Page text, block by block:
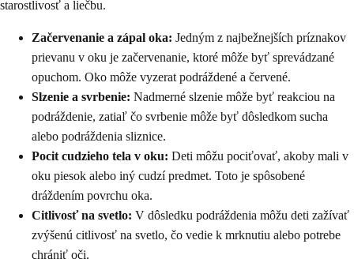
starostlivosť a liečbu.
Začervenanie a zápal oka: Jedným z najbežnejších príznakov
prievanu v oku je začervenanie, ktoré môže byť sprevádzané
opuchom. Oko môže vyzerat podráždené a červené.
Slzenie a svrbenie: Nadmerné slzenie môže byť reakciou na
podráždenie, zatiaľ čo svrbenie môže byť dôsledkom sucha
alebo podráždenia sliznice.
Pocit cudzieho tela v oku: Deti môžu pociťovať, akoby mali v
oku piesok alebo iný cudzí predmet. Toto je spôsobené
dráždením povrchu oka.
Citlivosť na svetlo: V dôsledku podráždenia môžu deti zažívať
zvýšenú citlivosť na svetlo, čo vedie k mrknutiu alebo potrebe
chrániť oči.